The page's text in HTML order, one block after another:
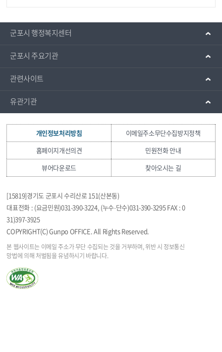
군포시 행정복지센터
군포시 주요기관
관련사이트
유관기관
개인정보처리방침
이메일주소무단수집방지정책
홈페이지개선의견
민원전화 안내
뷰어다운로드
찾아오시는 길
[15819]경기도 군포시 수리산로 151(산본동)
대표전화 : (요금민원)031-390-3224, (누수·단수)031-390-3295 FAX : 0
31)397-3925
COPYRIGHT(C) Gunpo OFFICE. All Rights Reserved.
본 웹사이트는 이메일 주소가 무단 수집되는 것을거부하며, 위반 시 정보통신
망법에 의해 처벌됨을유념하시기 바랍니다.